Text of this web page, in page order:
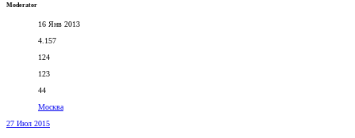
Moderator
16 Янв 2013
4.157
124
123
44
Москва
27 Июл 2015